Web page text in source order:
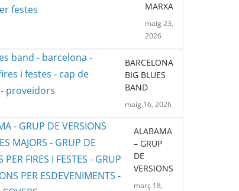
MARXA
maig 23,
2026
BARCELONA
BIG BLUES
BAND
maig 16, 2026
ALABAMA
– GRUP
DE
VERSIONS
març 18,